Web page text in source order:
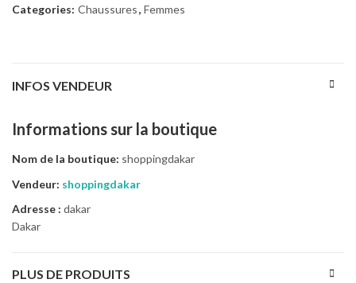
Categories: Chaussures, Femmes
INFOS VENDEUR
Informations sur la boutique
Nom de la boutique: shoppingdakar
Vendeur: shoppingdakar
Adresse : dakar
Dakar
PLUS DE PRODUITS